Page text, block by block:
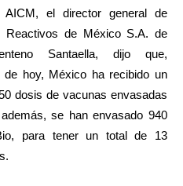
el director general de
Reactivos de México S.A. de
Santaella, dijo que,
de hoy, México ha recibido un
dosis de vacunas envasadas
se han envasado 940
para tener un total de 13